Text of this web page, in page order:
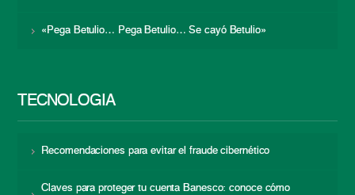
«Pega Betulio… Pega Betulio… Se cayó Betulio»
TECNOLOGÍA
Recomendaciones para evitar el fraude cibernético
Claves para proteger tu cuenta Banesco: conoce cómo